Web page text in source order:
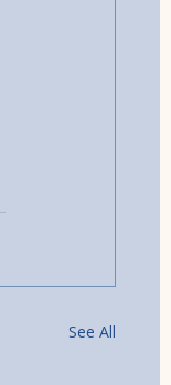
See All